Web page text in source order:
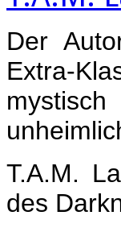
Der
Extra-
T.A.M.
des